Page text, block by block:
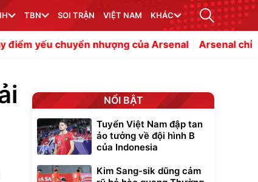
TBN SOI TRẬN VIỆT NAM KHÁC
nhượng của Arsenal Arsenal chỉ là công cụ
NỔI BẬT
Tuyển Việt Nam đập tan
ảo tưởng về đội hình B
của Indonesia
Kim Sang-sik dũng cảm